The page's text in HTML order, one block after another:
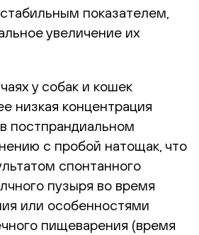
показателем,
увеличение их
у собак и кошек
низкая концентрация
постпрандиальном
с пробой натощак, что
спонтанного
пузыря во время
или особенностями
пищеварения (время